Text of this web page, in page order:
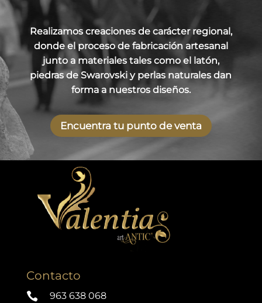
Realizamos creaciones de carácter regional,
donde el proceso de fabricación artesanal
junto a materiales tales como el latón,
piedras de Swarovski y perlas naturales dan
forma a nuestros diseños.
Encuentra tu punto de venta
Contacto
 963 638 068